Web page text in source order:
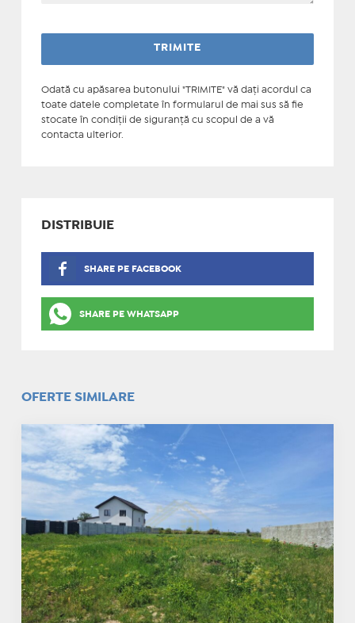
Odată cu apăsarea butonului "TRIMITE" vă daţi acordul ca
toate datele completate în formularul de mai sus să fie
stocate în condiţii de siguranţă cu scopul de a vă
contacta ulterior.
DISTRIBUIE
SHARE PE FACEBOOK
SHARE PE WHATSAPP
OFERTE SIMILARE